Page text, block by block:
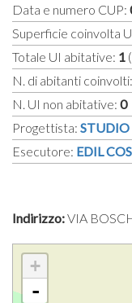
Data e numero CUP:
Superficie coinvolta
Totale UI abitative: 1
N. di abitanti coinvolti:
N. UI non abitative: 0
Progettista: STUDIO
Esecutore: EDIL
Indirizzo:VIA
+
-